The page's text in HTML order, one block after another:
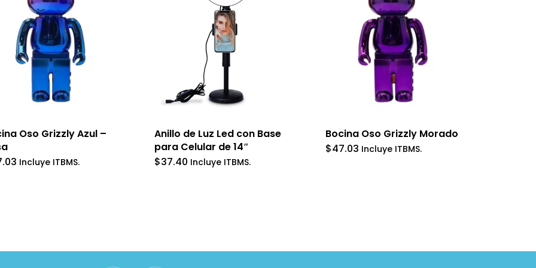
Oso Grizzly Azul –
Incluye ITBMS.
Anillo de Luz Led con Base
para Celular de 14″
$37.40 Incluye ITBMS.
Bocina Oso Grizzly Morado
$47.03 Incluye ITBMS.